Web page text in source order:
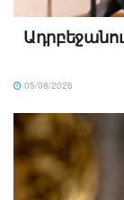
05/08/2026